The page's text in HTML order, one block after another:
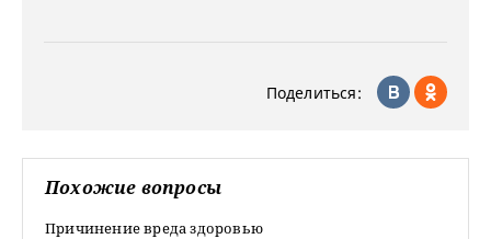
Поделиться:
Похожие вопросы
Причинение вреда здоровью